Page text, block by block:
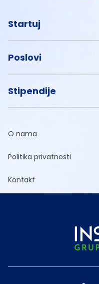
Startuj
Poslovi
Stipendije
O nama
Politika privatnosti
Kontakt